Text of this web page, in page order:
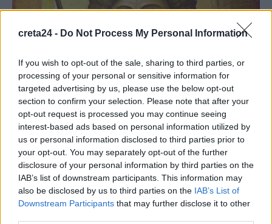
creta24 - Do Not Process My Personal Information
If you wish to opt-out of the sale, sharing to third parties, or
processing of your personal or sensitive information for
targeted advertising by us, please use the below opt-out
section to confirm your selection. Please note that after your
opt-out request is processed you may continue seeing
interest-based ads based on personal information utilized by
us or personal information disclosed to third parties prior to
your opt-out. You may separately opt-out of the further
disclosure of your personal information by third parties on the
IAB’s list of downstream participants. This information may
also be disclosed by us to third parties on the IAB’s List of
Downstream Participants that may further disclose it to other
ΚΟΙΝΩΝΙΑ
Αγίου Γεωργίου 2025: Πότε πέφτει φέτος
Η γιορτή του Αγίου Γεωργίου είναι μία από τις πιο περίπλοκες στο
Ορθόδοξο Χριστιανικό εορτολόγιο, καθώς η ημερομηνία
εορτασμού…